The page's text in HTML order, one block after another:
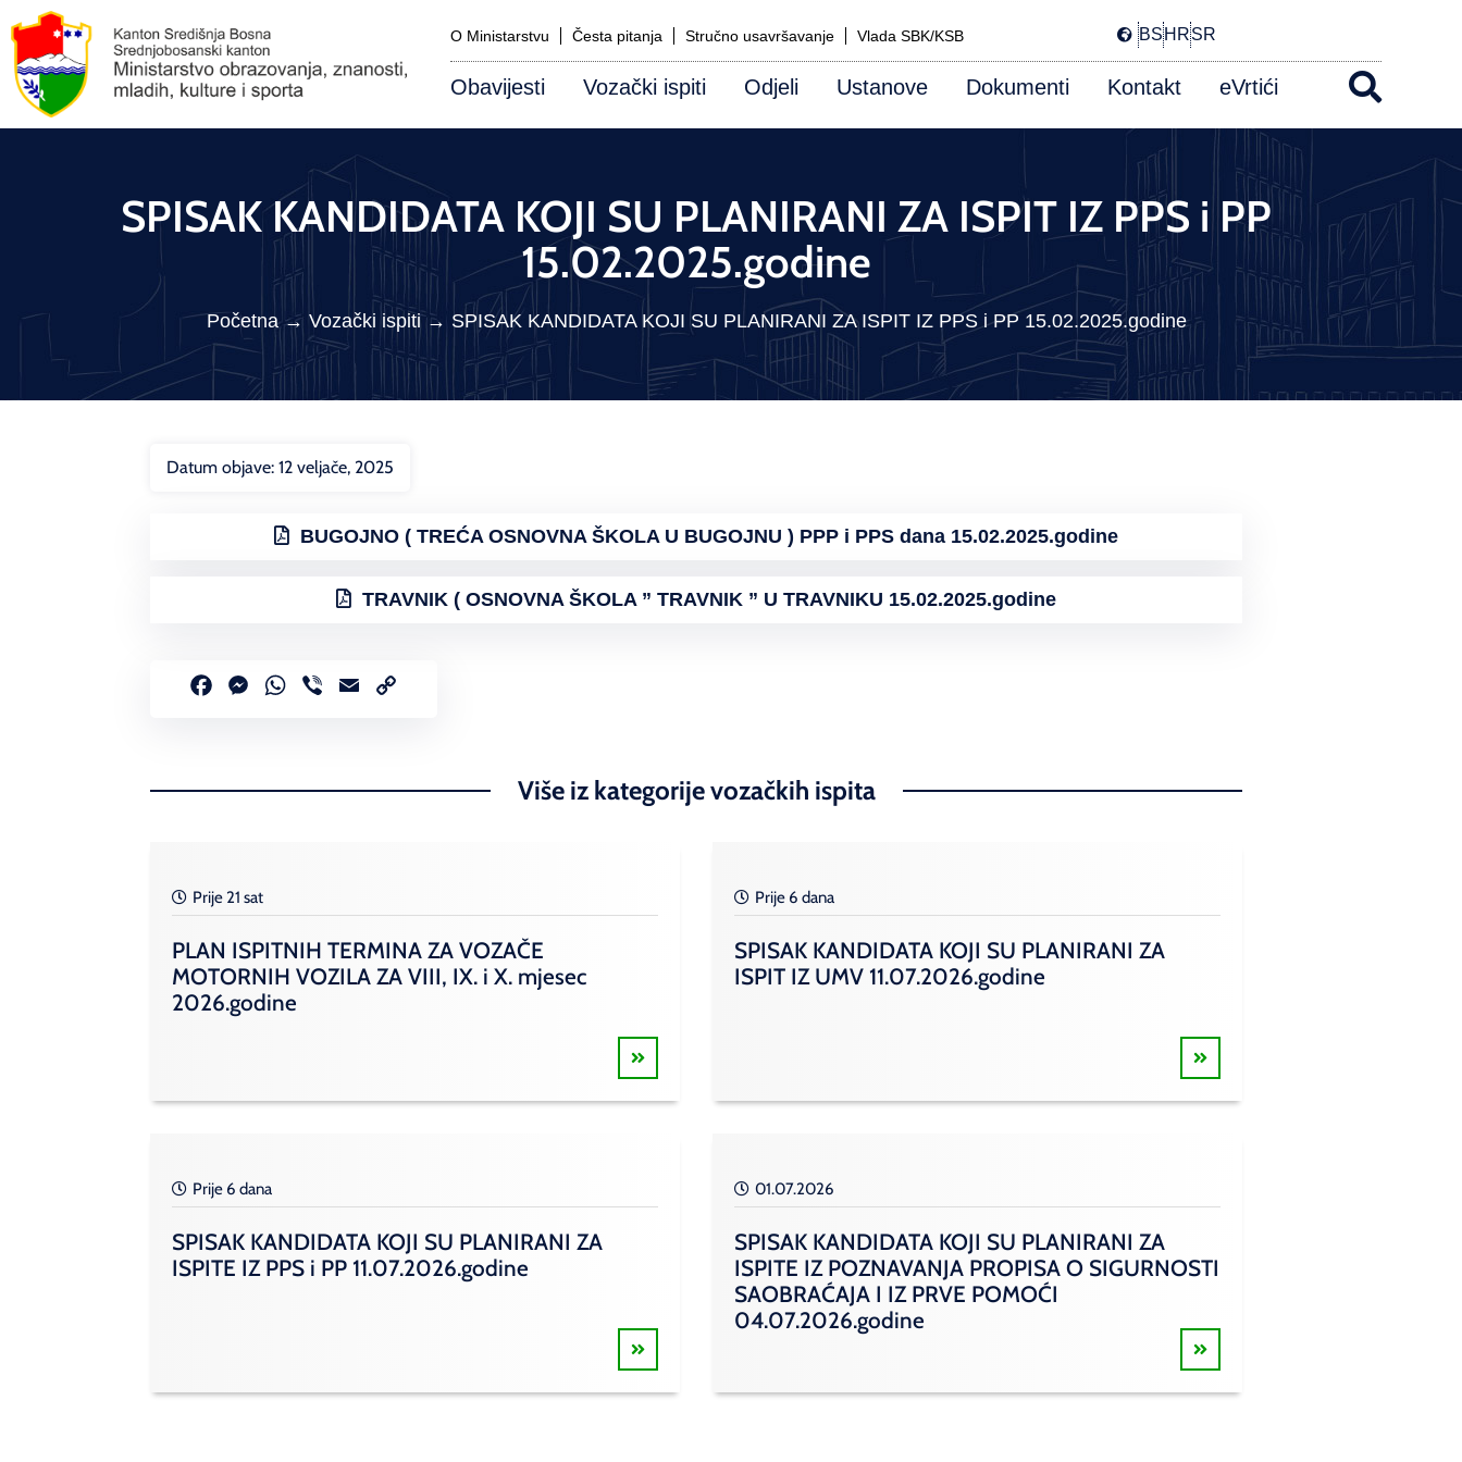
O Ministarstvu Česta pitanja Stručno usavršavanje Vlada SBK/KSB BSHRSR
Obavijesti Vozački ispiti Odjeli Ustanove Dokumenti Kontakt eVrtići
SPISAK KANDIDATA KOJI SU PLANIRANI ZA ISPIT IZ PPS i PP
15.02.2025.godine
Početna→ Vozački ispiti→ SPISAK KANDIDATA KOJI SU PLANIRANI ZA ISPIT IZ PPS i PP 15.02.2025.godine
Datum objave: 12 veljače, 2025
BUGOJNO ( TREĆA OSNOVNA ŠKOLA U BUGOJNU ) PPP i PPS dana 15.02.2025.godine
TRAVNIK ( OSNOVNA ŠKOLA ” TRAVNIK ” U TRAVNIKU 15.02.2025.godine
FacebookMessenger
WhatsApp
Viber Email
Više iz kategorije vozačkih ispita
Prije 21 sat
PLAN ISPITNIH TERMINA ZA VOZAČE
MOTORNIH VOZILA ZA VIII, IX. i X. mjesec
2026.godine
Prije 6 dana
SPISAK KANDIDATA KOJI SU PLANIRANI ZA
ISPIT IZ UMV 11.07.2026.godine
Prije 6 dana
SPISAK KANDIDATA KOJI SU PLANIRANI ZA
ISPITE IZ PPS i PP 11.07.2026.godine
01.07.2026
SPISAK KANDIDATA KOJI SU PLANIRANI ZA
ISPITE IZ POZNAVANJA PROPISA O SIGURNOSTI
SAOBRAĆAJA I IZ PRVE POMOĆI
04.07.2026.godine